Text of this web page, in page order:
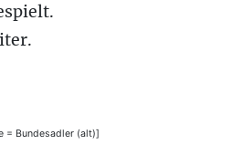
= Bundesadler (alt)]